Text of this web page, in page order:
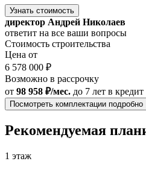
Узнать стоимость
директор Андрей Николаев
ответит на все ваши вопросы
Стоимость строительства
Цена от
6 578 000 ₽
Возможно в рассрочку
от 98 958 ₽/мес. до 7 лет в кредит
Посмотреть комплектации подробно
Рекомендуемая
1 этаж